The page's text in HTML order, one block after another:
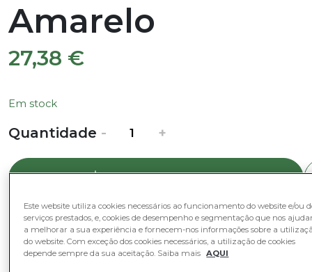
Amarelo
27,38 €
Em stock
Quantidade
Quantidade
Avental
Amarelo
- +
Adicionar ao Cesto
Categorias
Este website utiliza cookies necessários ao funcionamento do website e/ou
serviços prestados, e, cookies de desempenho e segmentação que nos
a melhorar a sua experiência e fornecem-nos informações sobre a
do website. Com exceção dos cookies necessários, a utilização de cookies
depende sempre da sua aceitação. Saiba mais
AQUI